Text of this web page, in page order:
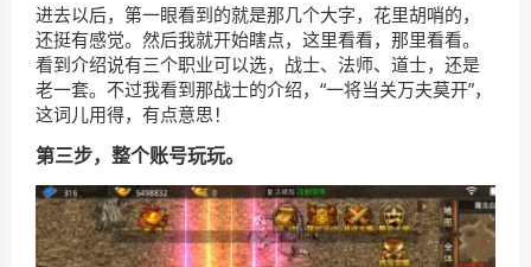
进去以后，第一眼看到的就是那几个大字，花里胡哨的，
还挺有感觉。然后我就开始瞎点，这里看看，那里看看。
看到介绍说有三个职业可以选，战士、法师、道士，还是
老一套。不过我看到那战士的介绍，“一将当关万夫莫开”，
这词儿用得，有点意思！
第三步，整个账号玩玩。